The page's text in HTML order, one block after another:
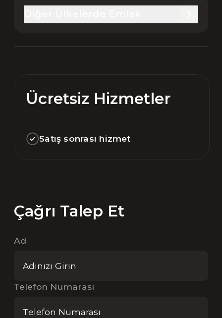
Ücretsiz Hizmetler
Satış sonrası hizmet
Çağrı Talep Et
Ad
Telefon Numarası